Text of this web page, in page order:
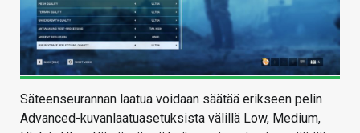
Säteenseurannan laatua voidaan säätää erikseen pelin
Advanced-kuvanlaatuasetuksista välillä Low, Medium,